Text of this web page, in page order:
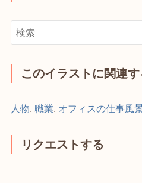
このイラストに関連
人物 職業 オフィスの仕事風
リクエストする